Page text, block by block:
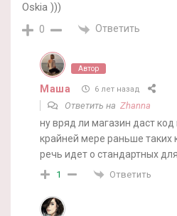
Oskia )))
0 Ответить
Автор
Маша 6 лет назад
Ответить на Zhanna
ну вряд ли магазин даст код
крайней мере раньше таких
речь идет о стандартных
1 Ответить